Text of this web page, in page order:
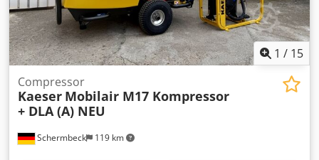
1 / 15
Schermbeck 119 km
Compressor
Kaeser Mobilair M17 Kompressor
+ DLA (A) NEU